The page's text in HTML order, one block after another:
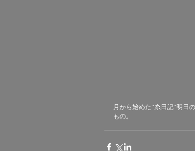
月から始めた“糸日記”明日
もの。